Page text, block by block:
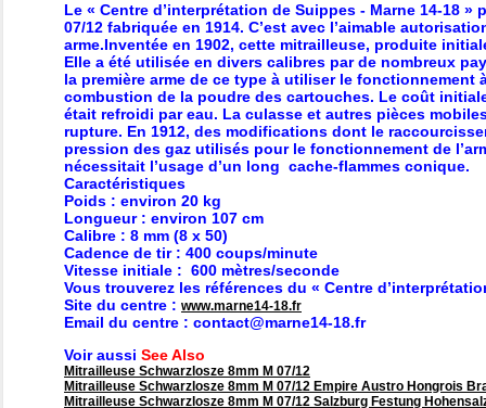
Le « Centre d’interprétation de Suippes - Marne 14-18
07/12 fabriquée en 1914. C’est avec l’aimable
arme.Inventée en 1902, cette mitrailleuse, produite
Elle a été utilisée en divers calibres par de nombreux
la première arme de ce type à utiliser le fonctionnement
combustion de la poudre des cartouches. Le coût
était refroidi par eau. La culasse et autres pièces
rupture. En 1912, des modifications dont le
pression des gaz utilisés pour le fonctionnement de
nécessitait l’usage d’un long cache-flammes conique.
Caractéristiques
Poids : environ 20 kg
Longueur : environ 107 cm
Calibre : 8 mm (8 x 50)
Cadence de tir : 400 coups/minute
Vitesse initiale : 600 mètres/seconde
Vous trouverez les références du « Centre
Site du centre : www.marne14-18.fr
Email du centre : contact@marne14-18.fr
Voir aussi See Also
Mitrailleuse Schwarzlosze 8mm M 07/12
Mitrailleuse Schwarzlosze 8mm M 07/12 Empire Austro Hongrois
Mitrailleuse Schwarzlosze 8mm M 07/12 Salzburg Festung